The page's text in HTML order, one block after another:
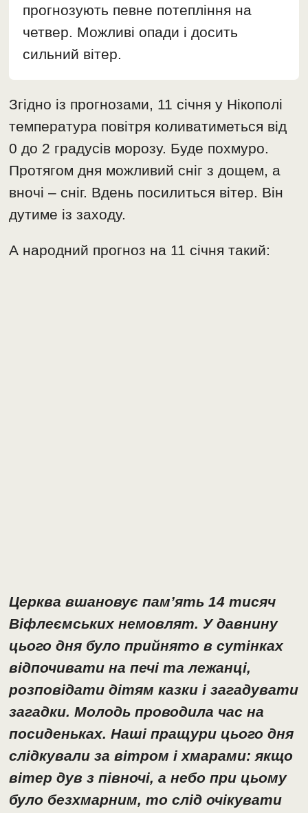
прогнозують певне потепління на
четвер. Можливі опади і досить
сильний вітер.
Згідно із прогнозами, 11 січня у Нікополі
температура повітря коливатиметься від
0 до 2 градусів морозу. Буде похмуро.
Протягом дня можливий сніг з дощем, а
вночі – сніг. Вдень посилиться вітер. Він
дутиме із заходу.
А народний прогноз на 11 січня такий:
Церква вшановує пам’ять 14 тисяч
Віфлеємських немовлят. У давнину
цього дня було прийнято в сутінках
відпочивати на печі та лежанці,
розповідати дітям казки і загадувати
загадки. Молодь проводила час на
посиденьках. Наші пращури цього дня
слідкували за вітром і хмарами: якщо
вітер дув з півночі, а небо при цьому
було безхмарним, то слід очікувати